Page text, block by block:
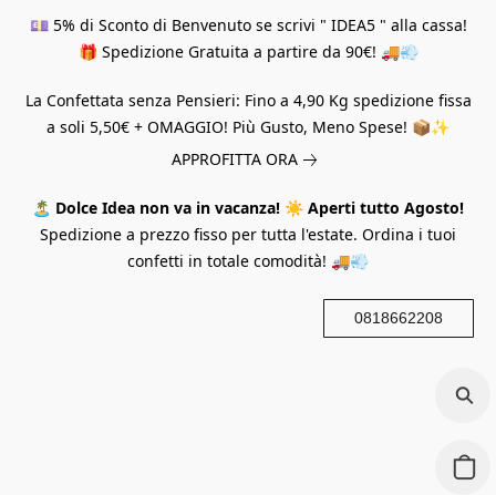
💷 5% di Sconto di Benvenuto se scrivi " IDEA5 " alla cassa!
🎁 Spedizione Gratuita a partire da 90€! 🚚💨
La Confettata senza Pensieri: Fino a 4,90 Kg spedizione fissa
a soli 5,50€ + OMAGGIO! Più Gusto, Meno Spese! 📦✨
APPROFITTA ORA
🏝️ Dolce Idea non va in vacanza! ☀️ Aperti tutto Agosto!
Spedizione a prezzo fisso per tutta l'estate. Ordina i tuoi
confetti in totale comodità! 🚚💨
0818662208